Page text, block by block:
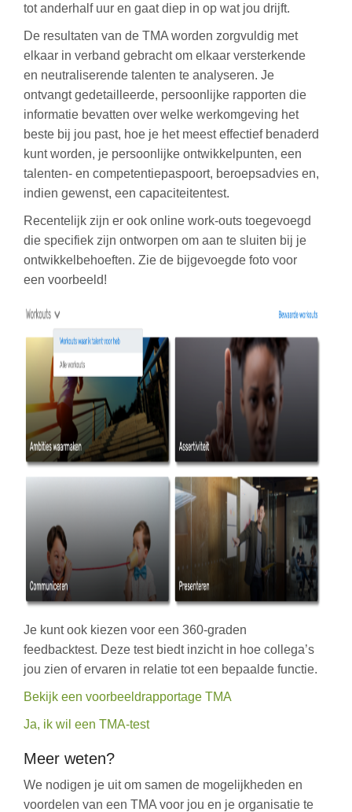
tot anderhalf uur en gaat diep in op wat jou drijft.
De resultaten van de TMA worden zorgvuldig met
elkaar in verband gebracht om elkaar versterkende
en neutraliserende talenten te analyseren. Je
ontvangt gedetailleerde, persoonlijke rapporten die
informatie bevatten over welke werkomgeving het
beste bij jou past, hoe je het meest effectief benaderd
kunt worden, je persoonlijke ontwikkelpunten, een
talenten- en competentiepaspoort, beroepsadvies en,
indien gewenst, een capaciteitentest.
Recentelijk zijn er ook online work-outs toegevoegd
die specifiek zijn ontworpen om aan te sluiten bij je
ontwikkelbehoeften. Zie de bijgevoegde foto voor
een voorbeeld!
Je kunt ook kiezen voor een 360-graden
feedbacktest. Deze test biedt inzicht in hoe collega’s
jou zien of ervaren in relatie tot een bepaalde functie.
Bekijk een voorbeeldrapportage TMA
Ja, ik wil een TMA-test
Meer weten?
We nodigen je uit om samen de mogelijkheden en
voordelen van een TMA voor jou en je organisatie te